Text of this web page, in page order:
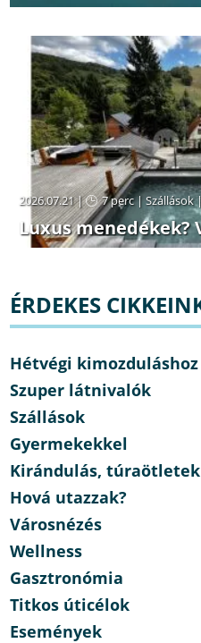
2026.07.21 | 7 perc|Szállások
Luxus menedékek?
ÉRDEKES
Hétvégi kimozduláshoz
Szuper látnivalók
Szállások
Gyermekekkel
Kirándulás, túraötletek
Hová utazzak?
Városnézés
Wellness
Gasztronómia
Titkos úticélok
Események